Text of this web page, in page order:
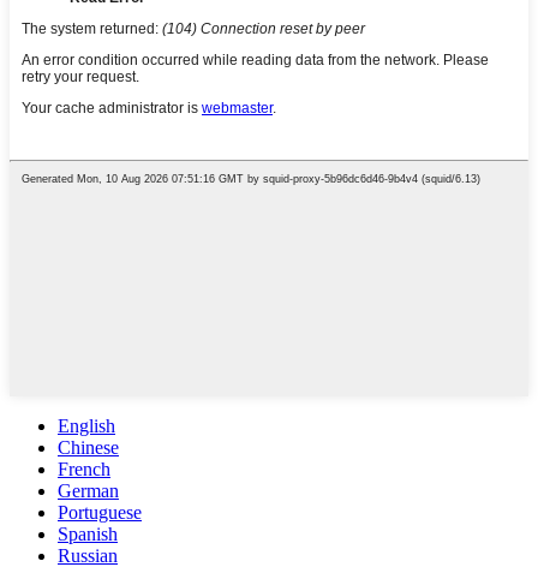
English
Chinese
French
German
Portuguese
Spanish
Russian